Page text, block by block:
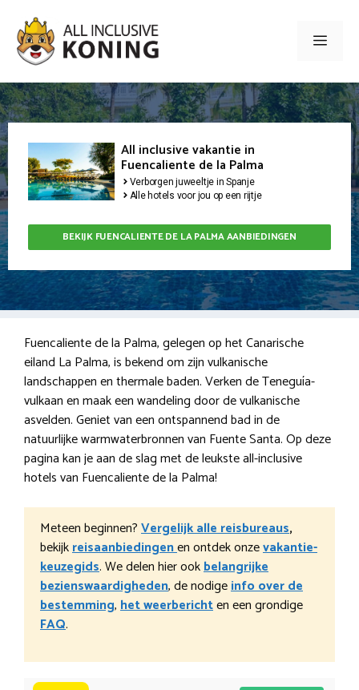
naar
inhoud
Menu
All inclusive vakantie in
Fuencaliente de la Palma
Verborgen juweeltje in Spanje
Alle hotels voor jou op een rijtje
BEKIJK FUENCALIENTE DE LA PALMA AANBIEDINGEN
Fuencaliente de la Palma, gelegen op het Canarische
eiland La Palma, is bekend om zijn vulkanische
landschappen en thermale baden. Verken de Teneguía-
vulkaan en maak een wandeling door de vulkanische
asvelden. Geniet van een ontspannend bad in de
natuurlijke warmwaterbronnen van Fuente Santa. Op deze
pagina kan je aan de slag met de leukste all-inclusive
hotels van Fuencaliente de la Palma!
Meteen beginnen?Vergelijk alle reisbureaus,
bekijkreisaanbiedingenen ontdek onzevakantie-
keuzegids. We delen hier ookbelangrijke
bezienswaardigheden, de nodigeinfo over de
bestemming,het weerberichten een grondige
FAQ.